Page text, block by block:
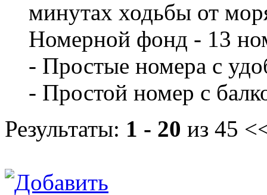
минутах ходьбы от
Номерной фонд - 13
- Простые номера с
- Простой номер с
Результаты: 1 - 20 из 45